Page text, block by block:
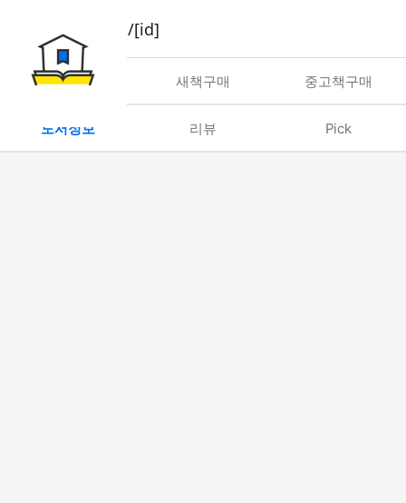
book/rent/[id]
대여 새책구매 중고책구매
도서정보 리뷰 Pick